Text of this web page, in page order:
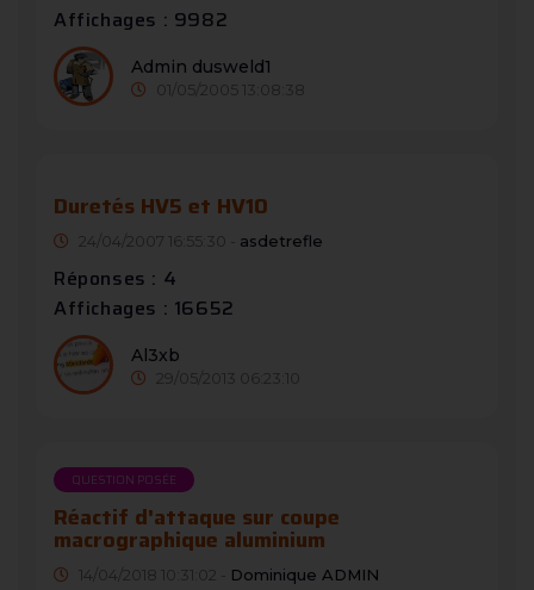
Affichages : 9982
Admin dusweld1
01/05/2005 13:08:38
Duretés HV5 et HV10
24/04/2007 16:55:30 - asdetrefle
Réponses : 4
Affichages : 16652
Al3xb
29/05/2013 06:23:10
QUESTION POSÉE
Réactif d'attaque sur coupe
macrographique aluminium
14/04/2018 10:31:02 - Dominique ADMIN